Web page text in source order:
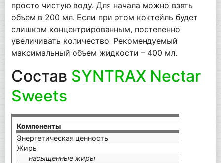
просто чистую воду. Для начала можно взять
объем в 200 мл. Если при этом коктейль будет
слишком концентрированным, постепенно
увеличивать количество. Рекомендуемый
максимальный объем жидкости – 400 мл.
Состав SYNTRAX Nectar
Sweets
Компоненты
Энергетическая ценность
Жиры
насыщенные жиры